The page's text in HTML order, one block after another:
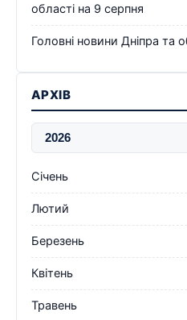
області на 9 серпня
Головні новини Дніпра та
АРХІВ
Січень
Лютий
Березень
Квітень
Травень